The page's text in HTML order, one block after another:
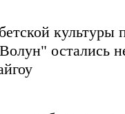
культуры
остались